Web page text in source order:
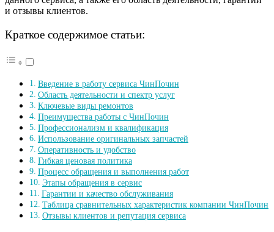
и отзывы клиентов.
Краткое содержимое статьи:
Введение в работу сервиса ЧинПочин
Область деятельности и спектр услуг
Ключевые виды ремонтов
Преимущества работы с ЧинПочин
Профессионализм и квалификация
Использование оригинальных запчастей
Оперативность и удобство
Гибкая ценовая политика
Процесс обращения и выполнения работ
Этапы обращения в сервис
Гарантии и качество обслуживания
Таблица сравнительных характеристик компании ЧинПочин
Отзывы клиентов и репутация сервиса